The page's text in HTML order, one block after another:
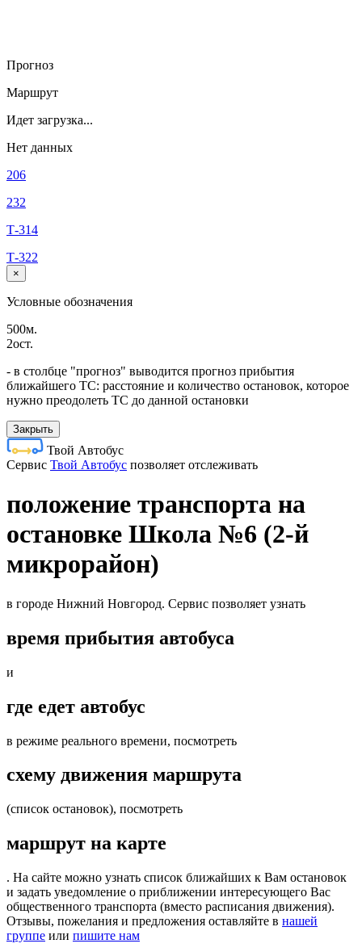
Прогноз
Маршрут
Идет загрузка...
Нет данных
206
232
Т-314
Т-322
×
Условные обозначения
500м.
2ост.
- в столбце "прогноз" выводится прогноз прибытия
ближайшего ТС: расстояние и количество остановок, которое
нужно преодолеть ТС до данной остановки
Закрыть
Твой Автобус
Cервис Твой Автобус позволяет отслеживать
положение транспорта на
остановке Школа №6 (2-й
микрорайон)
в городе Нижний Новгород. Сервис позволяет узнать
время прибытия автобуса
и
где едет автобус
в режиме реального времени, посмотреть
схему движения маршрута
(список остановок), посмотреть
маршрут на карте
. На сайте можно узнать список ближайших к Вам остановок
и задать уведомление о приближении интересующего Вас
общественного транспорта (вместо расписания движения).
Отзывы, пожелания и предложения оставляйте в нашей
группе или пишите нам